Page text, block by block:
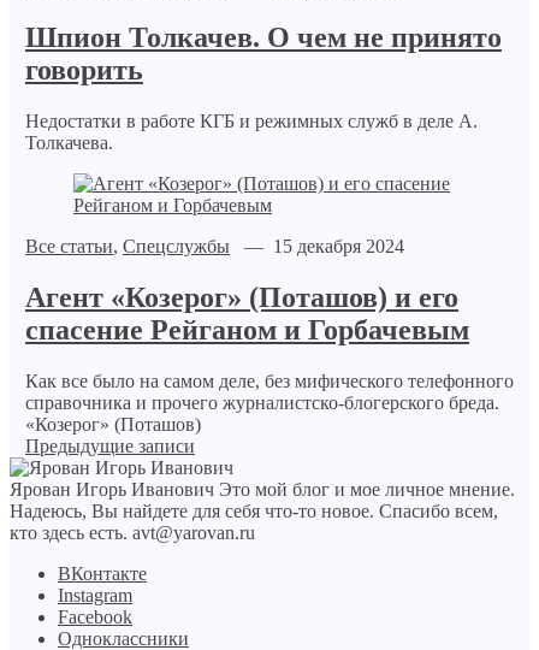
Шпион Толкачев. О чем не принято
говорить
Недостатки в работе КГБ и режимных служб в деле А.
Толкачева.
Все статьи, Спецслужбы— 15 декабря 2024
Агент «Козерог» (Поташов) и его
спасение Рейганом и Горбачевым
Как все было на самом деле, без мифического телефонного
справочника и прочего журналистско-блогерского бреда.
«Козерог» (Поташов)
Предыдущие записи
Ярован Игорь Иванович Это мой блог и мое личное мнение.
Надеюсь, Вы найдете для себя что-то новое. Спасибо всем,
кто здесь есть. avt@yarovan.ru
BКонтакте
Instagram
Facebook
Одноклассники